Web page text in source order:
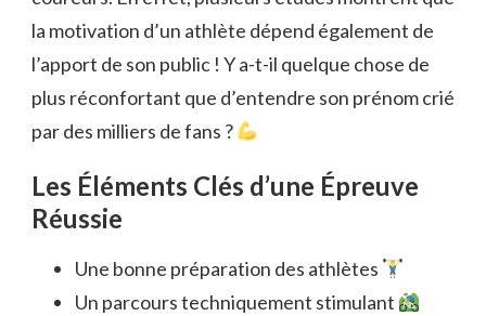
la motivation d’un athlète dépend également de
l’apport de son public ! Y a-t-il quelque chose de
plus réconfortant que d’entendre son prénom crié
par des milliers de fans ?
Les Éléments Clés d’une Épreuve
Réussie
Une bonne préparation des athlètes
Un parcours techniquement stimulant